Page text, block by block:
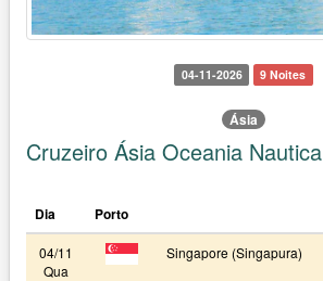
04-11-2026 9 Noites
Ásia
Cruzeiro Ásia Oceania Nautica
Dia Porto
04/11
Qua
Singapore (Singapura)